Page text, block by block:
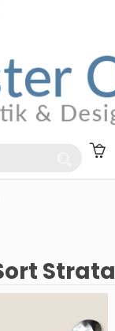
Strata